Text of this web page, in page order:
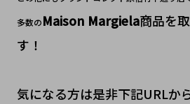
多数のMaison Margiela商品を
す！
気になる方は是非下記URLか